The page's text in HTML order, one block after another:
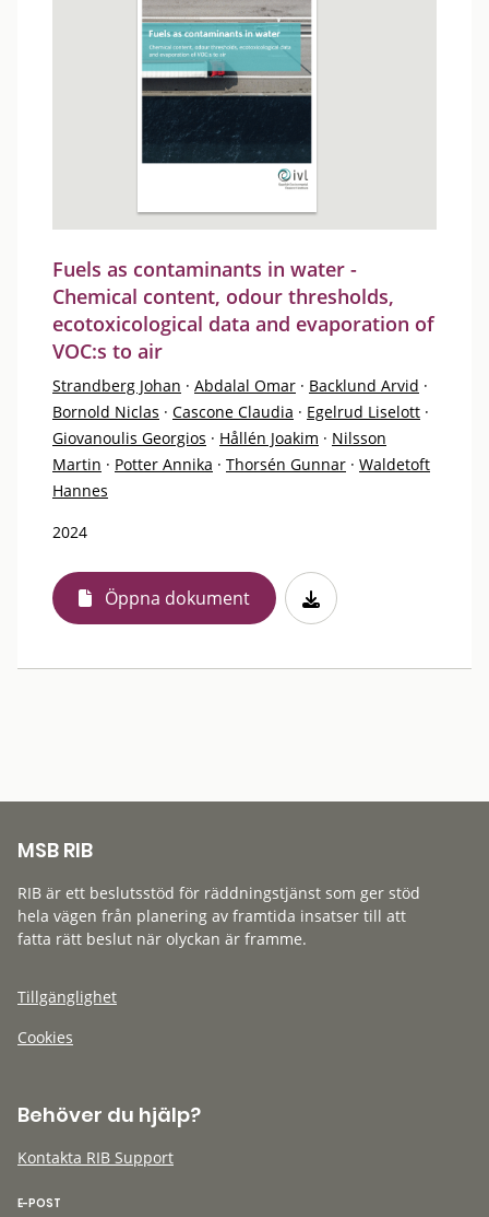
Fuels as contaminants in water -
Chemical content, odour thresholds,
ecotoxicological data and evaporation of
VOC:s to air
Strandberg Johan · Abdalal Omar · Backlund Arvid ·
Bornold Niclas · Cascone Claudia · Egelrud Liselott ·
Giovanoulis Georgios · Hållén Joakim · Nilsson
Martin · Potter Annika · Thorsén Gunnar · Waldetoft
Hannes
2024
Öppna dokument
MSB RIB
RIB är ett beslutsstöd för räddningstjänst som ger stöd
hela vägen från planering av framtida insatser till att
fatta rätt beslut när olyckan är framme.
Tillgänglighet
Cookies
Behöver du hjälp?
Kontakta RIB Support
E-POST